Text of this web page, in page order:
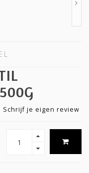
Schrijf je eigen review